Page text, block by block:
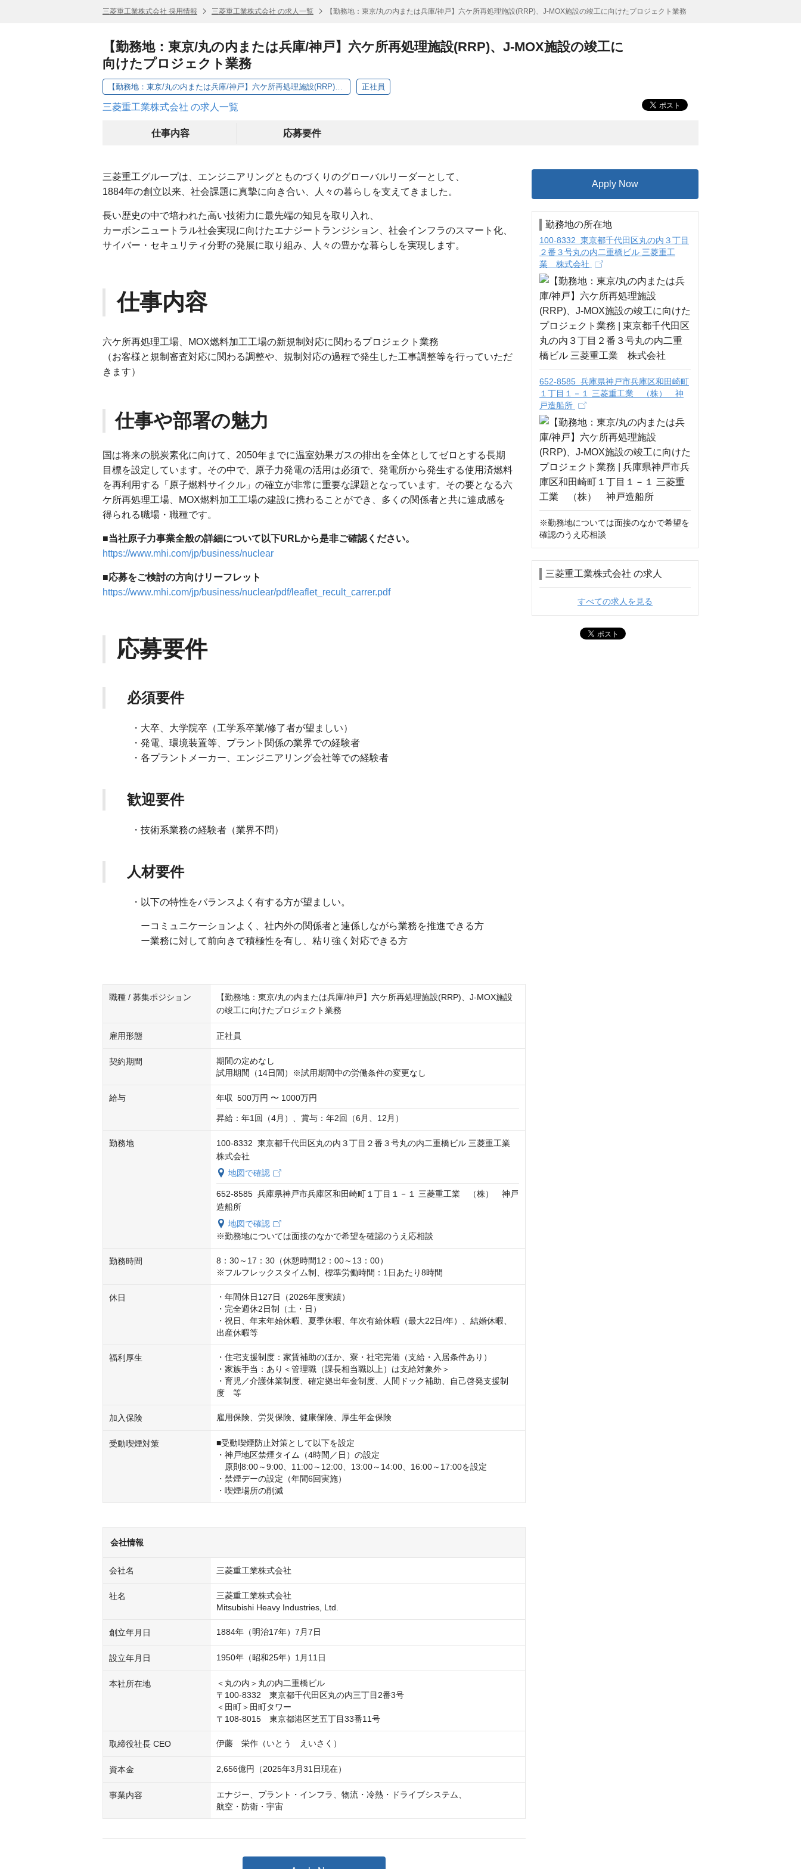
三菱重工業株式会社 採用情報 三菱重工業株式会社 の求人一覧 【勤務地：東京/丸の内または兵庫/神戸】六ケ所再処理施設(RRP)、J-MOX施設の竣工に向けたプロジェクト業務
【勤務地：東京/丸の内または兵庫/神戸】六ケ所再処理施設(RRP)、J-MOX施設の竣工に
向けたプロジェクト業務
【勤務地：東京/丸の内または兵庫/神戸】六ケ所再処理施設(RRP)、J-MOX施設の竣工に向けたプロジェクト業務 正社員
三菱重工業株式会社 の求人一覧
仕事内容 応募要件
三菱重工グループは、エンジニアリングとものづくりのグローバルリーダーとして、
1884年の創立以来、社会課題に真摯に向き合い、人々の暮らしを支えてきました。
長い歴史の中で培われた高い技術力に最先端の知見を取り入れ、
カーボンニュートラル社会実現に向けたエナジートランジション、社会インフラのスマート化、
サイバー・セキュリティ分野の発展に取り組み、人々の豊かな暮らしを実現します。
仕事内容
六ケ所再処理工場、MOX燃料加工工場の新規制対応に関わるプロジェクト業務
（お客様と規制審査対応に関わる調整や、規制対応の過程で発生した工事調整等を行っていただ
きます）
仕事や部署の魅力
国は将来の脱炭素化に向けて、2050年までに温室効果ガスの排出を全体としてゼロとする長期
目標を設定しています。その中で、原子力発電の活用は必須で、発電所から発生する使用済燃料
を再利用する「原子燃料サイクル」の確立が非常に重要な課題となっています。その要となる六
ケ所再処理工場、MOX燃料加工工場の建設に携わることができ、多くの関係者と共に達成感を
得られる職場・職種です。
■当社原子力事業全般の詳細について以下URLから是非ご確認ください。
https://www.mhi.com/jp/business/nuclear
■応募をご検討の方向けリーフレット
https://www.mhi.com/jp/business/nuclear/pdf/leaflet_recult_carrer.pdf
応募要件
必須要件
・大卒、大学院卒（工学系卒業/修了者が望ましい）
・発電、環境装置等、プラント関係の業界での経験者
・各プラントメーカー、エンジニアリング会社等での経験者
歓迎要件
・技術系業務の経験者（業界不問）
人材要件
・以下の特性をバランスよく有する方が望ましい。
ーコミュニケーションよく、社内外の関係者と連係しながら業務を推進できる方
ー業務に対して前向きで積極性を有し、粘り強く対応できる方
職種 / 募集ポジション
【勤務地：東京/丸の内または兵庫/神戸】六ケ所再処理施設(RRP)、J-MOX施設
の竣工に向けたプロジェクト業務
雇用形態 正社員
契約期間
期間の定めなし
試用期間（14日間）※試用期間中の労働条件の変更なし
給与 年収 500万円 〜 1000万円
昇給：年1回（4月）、賞与：年2回（6月、12月）
勤務地
100-8332 東京都千代田区丸の内３丁目２番３号丸の内二重橋ビル 三菱重工業
株式会社
地図で確認
652-8585 兵庫県神戸市兵庫区和田崎町１丁目１－１ 三菱重工業 （株） 神戸
造船所
地図で確認
※勤務地については面接のなかで希望を確認のうえ応相談
勤務時間
8：30～17：30（休憩時間12：00～13：00）
※フルフレックスタイム制、標準労働時間：1日あたり8時間
休日
・年間休日127日（2026年度実績）
・完全週休2日制（土・日）
・祝日、年末年始休暇、夏季休暇、年次有給休暇（最大22日/年）、結婚休暇、
出産休暇等
福利厚生
・住宅支援制度：家賃補助のほか、寮・社宅完備（支給・入居条件あり）
・家族手当：あり＜管理職（課長相当職以上）は支給対象外＞
・育児／介護休業制度、確定拠出年金制度、人間ドック補助、自己啓発支援制
度　等
加入保険 雇用保険、労災保険、健康保険、厚生年金保険
受動喫煙対策
■受動喫煙防止対策として以下を設定
・神戸地区禁煙タイム（4時間／日）の設定
原則8:00～9:00、11:00～12:00、13:00～14:00、16:00～17:00を設定
・禁煙デーの設定（年間6回実施）
・喫煙場所の削減
会社情報
会社名 三菱重工業株式会社
社名
三菱重工業株式会社
Mitsubishi Heavy Industries, Ltd.
創立年月日 1884年（明治17年）7月7日
設立年月日 1950年（昭和25年）1月11日
本社所在地
＜丸の内＞丸の内二重橋ビル
〒100-8332　東京都千代田区丸の内三丁目2番3号
＜田町＞田町タワー
〒108-8015　東京都港区芝五丁目33番11号
取締役社長 CEO 伊藤　栄作（いとう　えいさく）
資本金 2,656億円（2025年3月31日現在）
事業内容
エナジー、プラント・インフラ、物流・冷熱・ドライブシステム、
航空・防衛・宇宙
Apply Now
勤務地の所在地
100-8332 東京都千代田区丸の内３丁目
２番３号丸の内二重橋ビル 三菱重工
業 株式会社
652-8585 兵庫県神戸市兵庫区和田崎町
１丁目１－１ 三菱重工業 （株） 神
戸造船所
※勤務地については面接のなかで希望を
確認のうえ応相談
三菱重工業株式会社 の求人
すべての求人を見る